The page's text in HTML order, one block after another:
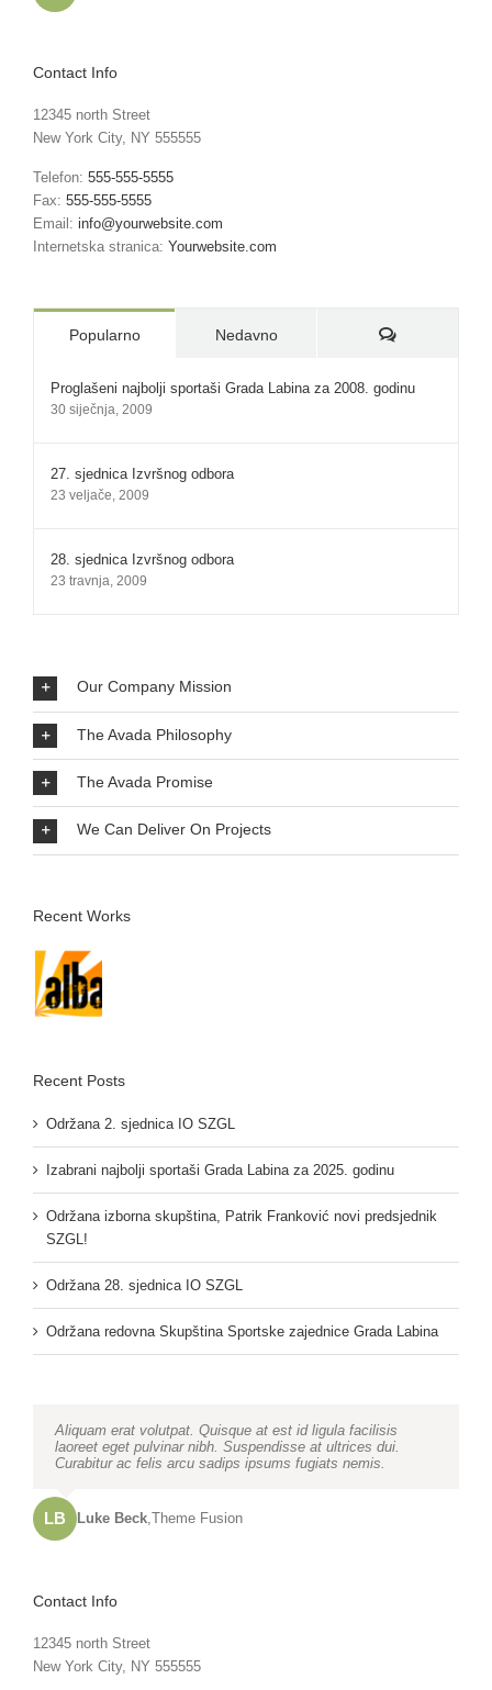
Contact Info
12345 north Street
New York City, NY 555555
Telefon: 555-555-5555
Fax: 555-555-5555
Email: info@yourwebsite.com
Internetska stranica: Yourwebsite.com
Popularno Nedavno Komentari:
Proglašeni najbolji sportaši Grada Labina za 2008. godinu
30 siječnja, 2009
27. sjednica Izvršnog odbora
23 veljače, 2009
28. sjednica Izvršnog odbora
23 travnja, 2009
Our Company Mission
The Avada Philosophy
The Avada Promise
We Can Deliver On Projects
Recent Works
Recent Posts
Održana 2. sjednica IO SZGL
Izabrani najbolji sportaši Grada Labina za 2025. godinu
Održana izborna skupština, Patrik Franković novi predsjednik
SZGL!
Održana 28. sjednica IO SZGL
Održana redovna Skupština Sportske zajednice Grada Labina
Neque porro quisquam est, qui dolorem ipsum quia dolor sit
amet, consec tetur, adipisci velit, sed quia non numquam
eius modi tempora voluptas amets unser.
JD John Doe,My Company
Aliquam erat volutpat. Quisque at est id ligula facilisis
laoreet eget pulvinar nibh. Suspendisse at ultrices dui.
Curabitur ac felis arcu sadips ipsums fugiats nemis.
LB Luke Beck,Theme Fusion
Contact Info
12345 north Street
New York City, NY 555555